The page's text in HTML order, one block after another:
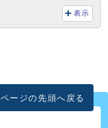
表示
ページの先頭へ戻る